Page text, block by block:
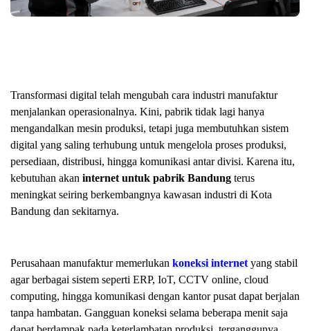
Transformasi digital telah mengubah cara industri manufaktur
menjalankan operasionalnya. Kini, pabrik tidak lagi hanya
mengandalkan mesin produksi, tetapi juga membutuhkan sistem
digital yang saling terhubung untuk mengelola proses produksi,
persediaan, distribusi, hingga komunikasi antar divisi. Karena itu,
kebutuhan akan internet untuk pabrik Bandung terus
meningkat seiring berkembangnya kawasan industri di Kota
Bandung dan sekitarnya.
Perusahaan manufaktur memerlukan koneksi internet yang stabil
agar berbagai sistem seperti ERP, IoT, CCTV online, cloud
computing, hingga komunikasi dengan kantor pusat dapat berjalan
tanpa hambatan. Gangguan koneksi selama beberapa menit saja